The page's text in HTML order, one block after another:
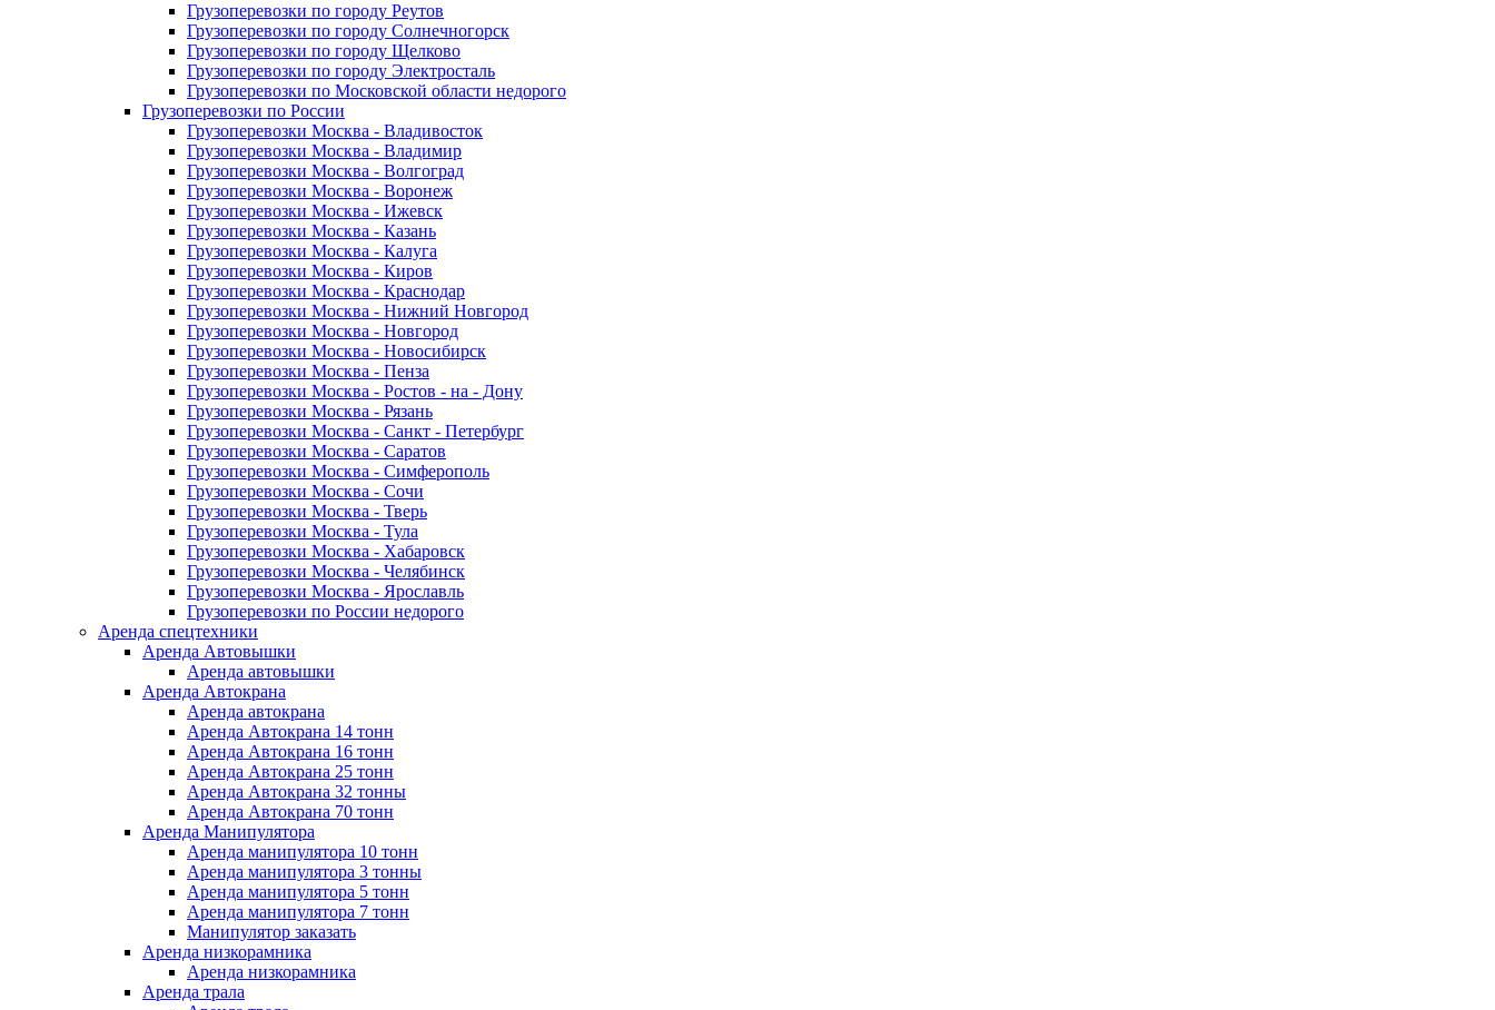
Грузоперевозки по городу Реутов
Грузоперевозки по городу Солнечногорск
Грузоперевозки по городу Щелково
Грузоперевозки по городу Электросталь
Грузоперевозки по Московской области недорого
Грузоперевозки по России
Грузоперевозки Москва - Владивосток
Грузоперевозки Москва - Владимир
Грузоперевозки Москва - Волгоград
Грузоперевозки Москва - Воронеж
Грузоперевозки Москва - Ижевск
Грузоперевозки Москва - Казань
Грузоперевозки Москва - Калуга
Грузоперевозки Москва - Киров
Грузоперевозки Москва - Краснодар
Грузоперевозки Москва - Нижний Новгород
Грузоперевозки Москва - Новгород
Грузоперевозки Москва - Новосибирск
Грузоперевозки Москва - Пенза
Грузоперевозки Москва - Ростов - на - Дону
Грузоперевозки Москва - Рязань
Грузоперевозки Москва - Санкт - Петербург
Грузоперевозки Москва - Саратов
Грузоперевозки Москва - Симферополь
Грузоперевозки Москва - Сочи
Грузоперевозки Москва - Тверь
Грузоперевозки Москва - Тула
Грузоперевозки Москва - Хабаровск
Грузоперевозки Москва - Челябинск
Грузоперевозки Москва - Ярославль
Грузоперевозки по России недорого
Аренда спецтехники
Аренда Автовышки
Аренда автовышки
Аренда Автокрана
Аренда автокрана
Аренда Автокрана 14 тонн
Аренда Автокрана 16 тонн
Аренда Автокрана 25 тонн
Аренда Автокрана 32 тонны
Аренда Автокрана 70 тонн
Аренда Манипулятора
Аренда манипулятора 10 тонн
Аренда манипулятора 3 тонны
Аренда манипулятора 5 тонн
Аренда манипулятора 7 тонн
Манипулятор заказать
Аренда низкорамника
Аренда низкорамника
Аренда трала